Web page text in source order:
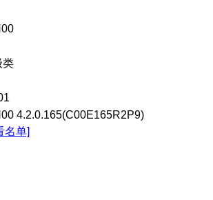
类
4.2.0.165(C00E165R2P9)
名单]